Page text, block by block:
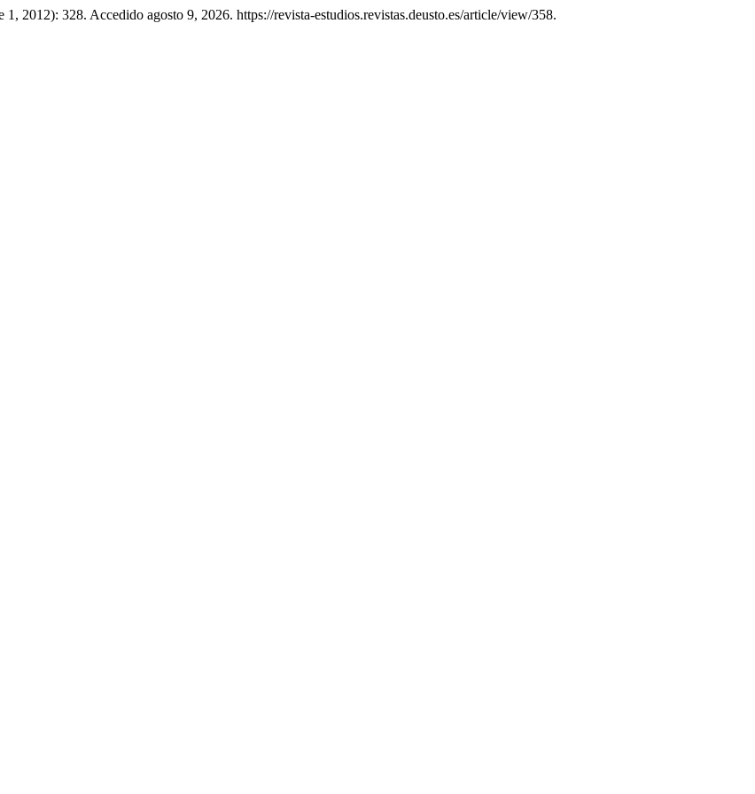
1, 2012): 328. Accedido agosto 9, 2026. https://revista-estudios.revistas.deusto.es/article/view/358.